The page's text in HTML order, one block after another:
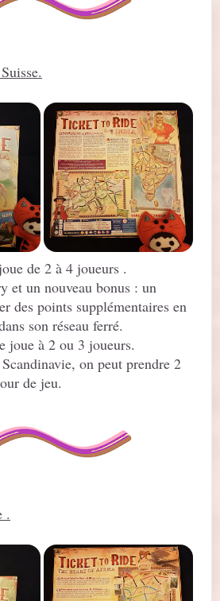
de 2 à 4 joueurs .
et un nouveau bonus : un
des points supplémentaires en
son réseau ferré.
joue à 2 ou 3 joueurs.
on peut prendre 2
de jeu.
.